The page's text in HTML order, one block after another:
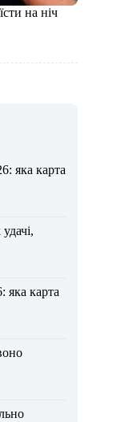
на ніч
яка карта
яка карта